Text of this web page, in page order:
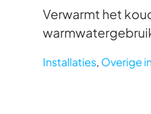
Verwarmt het
Installaties, Overige